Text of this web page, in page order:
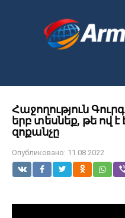
Հաջողություն
երբ տեսնեք, թե ով է
զոքանչը
Опубликовано: 11.08.2022